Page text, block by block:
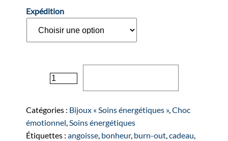
Expédition
de
"GRAINE
DE
VIE"
Catégories : Bijoux « Soins énergétiques »,Choc
émotionnel Soins énergétiques
Étiquettes :angoisse bonheur, burn-out ,cadeau